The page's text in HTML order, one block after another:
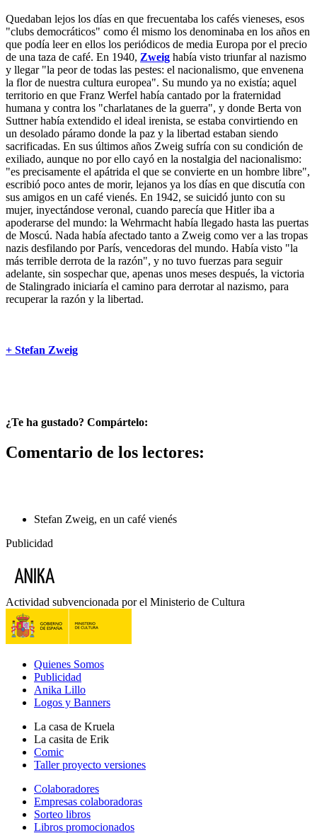
Quedaban lejos los días en que frecuentaba los cafés vieneses, esos
"clubs democráticos" como él mismo los denominaba en los años en
que podía leer en ellos los periódicos de media Europa por el precio
de una taza de café. En 1940, Zweig había visto triunfar al nazismo
y llegar "la peor de todas las pestes: el nacionalismo, que envenena
la flor de nuestra cultura europea". Su mundo ya no existía; aquel
territorio en que Franz Werfel había cantado por la fraternidad
humana y contra los "charlatanes de la guerra", y donde Berta von
Suttner había extendido el ideal irenista, se estaba convirtiendo en
un desolado páramo donde la paz y la libertad estaban siendo
sacrificadas. En sus últimos años Zweig sufría con su condición de
exiliado, aunque no por ello cayó en la nostalgia del nacionalismo:
"es precisamente el apátrida el que se convierte en un hombre libre",
escribió poco antes de morir, lejanos ya los días en que discutía con
sus amigos en un café vienés. En 1942, se suicidó junto con su
mujer, inyectándose veronal, cuando parecía que Hitler iba a
apoderarse del mundo: la Wehrmacht había llegado hasta las puertas
de Moscú. Nada había afectado tanto a Zweig como ver a las tropas
nazis desfilando por París, vencedoras del mundo. Había visto "la
más terrible derrota de la razón", y no tuvo fuerzas para seguir
adelante, sin sospechar que, apenas unos meses después, la victoria
de Stalingrado iniciaría el camino para derrotar al nazismo, para
recuperar la razón y la libertad.
+ Stefan Zweig
¿Te ha gustado? Compártelo:
Comentario de los lectores:
Stefan Zweig, en un café vienés
Publicidad
Actividad subvencionada por el Ministerio de Cultura
Quienes Somos
Publicidad
Anika Lillo
Logos y Banners
La casa de Kruela
La casita de Erik
Comic
Taller proyecto versiones
Colaboradores
Empresas colaboradoras
Sorteo libros
Libros promocionados